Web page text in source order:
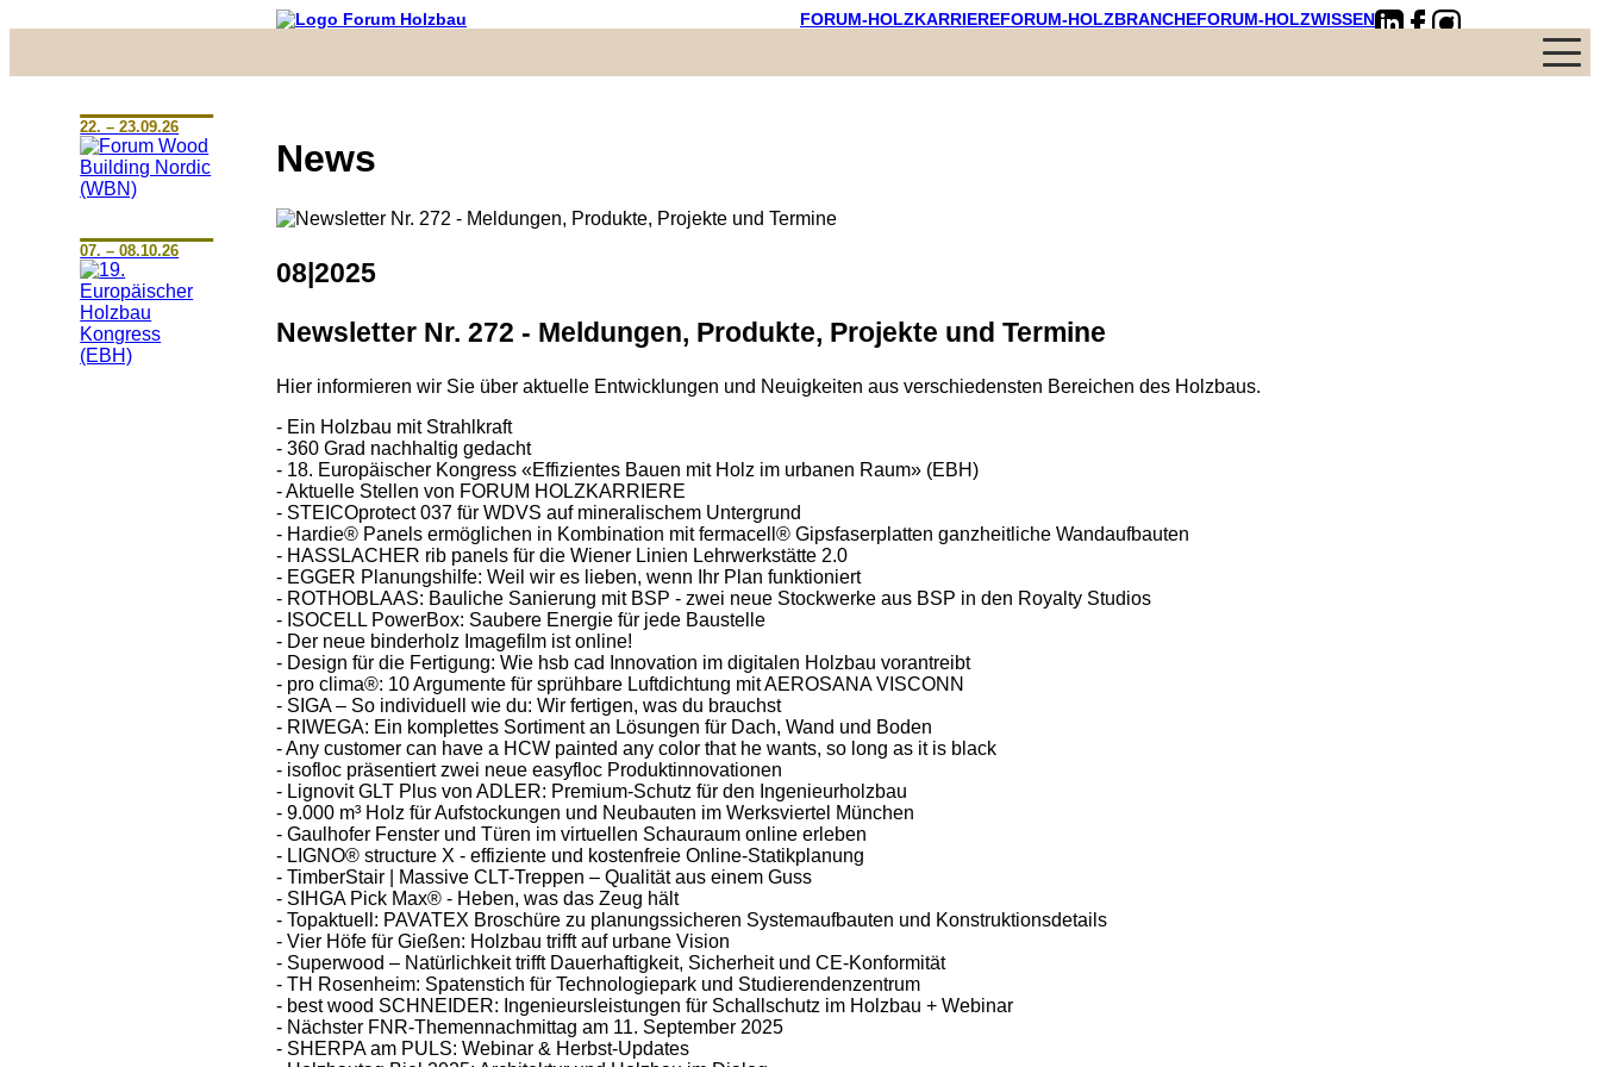
FORUM-HOLZKARRIEREFORUM-HOLZBRANCHEFORUM-HOLZWISSEN
Menü
22. – 23.09.26
07. – 08.10.26
News
08|2025
Newsletter Nr. 272 - Meldungen, Produkte, Projekte und Termine
Hier informieren wir Sie über aktuelle Entwicklungen und Neuigkeiten aus verschiedensten Bereichen des Holzbaus.
- Ein Holzbau mit Strahlkraft
- 360 Grad nachhaltig gedacht
- 18. Europäischer Kongress «Effizientes Bauen mit Holz im urbanen Raum» (EBH)
- Aktuelle Stellen von FORUM HOLZKARRIERE
- STEICOprotect 037 für WDVS auf mineralischem Untergrund
- Hardie® Panels ermöglichen in Kombination mit fermacell® Gipsfaserplatten ganzheitliche Wandaufbauten
- HASSLACHER rib panels für die Wiener Linien Lehrwerkstätte 2.0
- EGGER Planungshilfe: Weil wir es lieben, wenn Ihr Plan funktioniert
- ROTHOBLAAS: Bauliche Sanierung mit BSP - zwei neue Stockwerke aus BSP in den Royalty Studios
- ISOCELL PowerBox: Saubere Energie für jede Baustelle
- Der neue binderholz Imagefilm ist online!
- Design für die Fertigung: Wie hsb cad Innovation im digitalen Holzbau vorantreibt
- pro clima®: 10 Argumente für sprühbare Luftdichtung mit AEROSANA VISCONN
- SIGA – So individuell wie du: Wir fertigen, was du brauchst
- RIWEGA: Ein komplettes Sortiment an Lösungen für Dach, Wand und Boden
- Any customer can have a HCW painted any color that he wants, so long as it is black
- isofloc präsentiert zwei neue easyfloc Produktinnovationen
- Lignovit GLT Plus von ADLER: Premium-Schutz für den Ingenieurholzbau
- 9.000 m³ Holz für Aufstockungen und Neubauten im Werksviertel München
- Gaulhofer Fenster und Türen im virtuellen Schauraum online erleben
- LIGNO® structure X - effiziente und kostenfreie Online-Statikplanung
- TimberStair | Massive CLT-Treppen – Qualität aus einem Guss
- SIHGA Pick Max® - Heben, was das Zeug hält
- Topaktuell: PAVATEX Broschüre zu planungssicheren Systemaufbauten und Konstruktionsdetails
- Vier Höfe für Gießen: Holzbau trifft auf urbane Vision
- Superwood – Natürlichkeit trifft Dauerhaftigkeit, Sicherheit und CE-Konformität
- TH Rosenheim: Spatenstich für Technologiepark und Studierendenzentrum
- best wood SCHNEIDER: Ingenieursleistungen für Schallschutz im Holzbau + Webinar
- Nächster FNR-Themennachmittag am 11. September 2025
- SHERPA am PULS: Webinar & Herbst-Updates